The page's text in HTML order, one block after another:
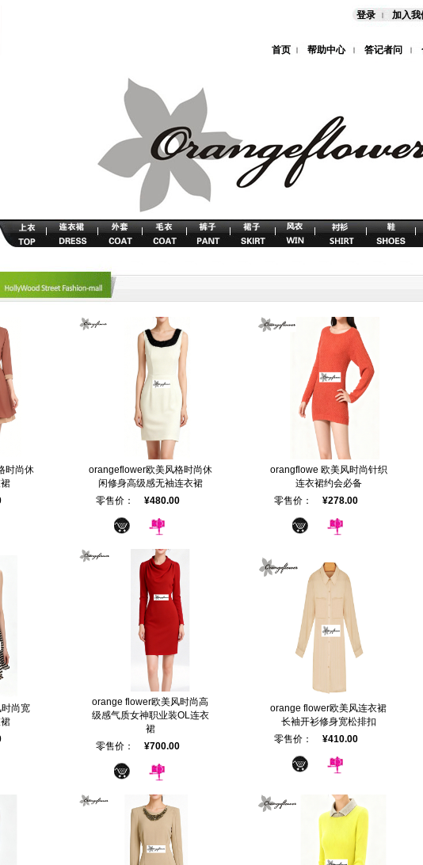
登录 加入我
首页 帮助中心 答记者问
时尚休
orangeflower欧美风格时尚休
闲修身高级感无袖连衣裙
零售价：
¥480.00
orangflowe 欧美风时尚针织
连衣裙约会必备
零售价：
¥278.00
尚宽
orange flower欧美风时尚高
级感气质女神职业装OL连衣
裙
零售价：
¥700.00
orange flower欧美风连衣裙
长袖开衫修身宽松排扣
零售价：
¥410.00